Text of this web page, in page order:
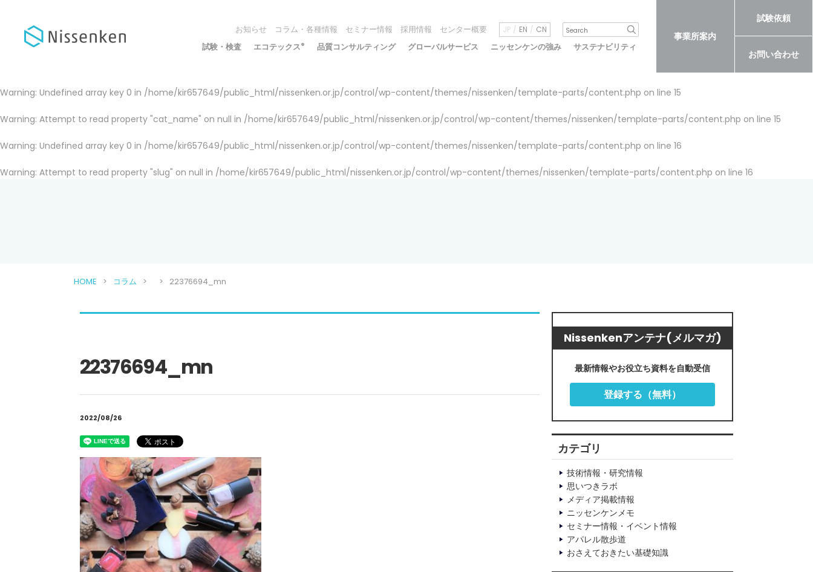
お知らせ コラム・各種情報 セミナー情報 採用情報 センター概要 JP EN CN
試験・検査 エコテックス® 品質コンサルティング グローバルサービス ニッセンケンの強み サステナビリティ
事業所案内
試験依頼
お問い合わせ
Warning: Undefined array key 0 in /home/kir657649/public_html/nissenken.or.jp/control/wp-content/themes/nissenken/template-parts/content.php on line 15
Warning: Attempt to read property "cat_name" on null in /home/kir657649/public_html/nissenken.or.jp/control/wp-content/themes/nissenken/template-parts/content.php on line 15
Warning: Undefined array key 0 in /home/kir657649/public_html/nissenken.or.jp/control/wp-content/themes/nissenken/template-parts/content.php on line 16
Warning: Attempt to read property "slug" on null in /home/kir657649/public_html/nissenken.or.jp/control/wp-content/themes/nissenken/template-parts/content.php on line 16
HOME コラム 22376694_mn
22376694_mn
2022/08/26
Nissenkenアンテナ(メルマガ)
最新情報やお役立ち資料を自動受信
登録する（無料）
カテゴリ
技術情報・研究情報
思いつきラボ
メディア掲載情報
ニッセンケンメモ
セミナー情報・イベント情報
アパレル散歩道
おさえておきたい基礎知識